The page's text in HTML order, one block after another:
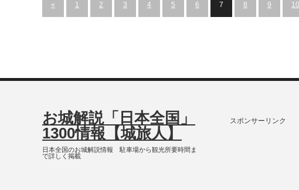
« 1 2 3 4 5 6 7 8 9 10
スポンサーリンク
お城解説「日本全国」
1300情報【城旅人】
日本全国のお城解説情報 駐車場から観光所要時間ま
で詳しく掲載